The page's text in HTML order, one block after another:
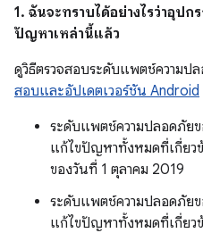
1. ฉันจะทราบได้อย่างไรว่าอุป
ปัญหาเหล่านี้แล้ว
ดูวิธีตรวจสอบระดับแพตช์ความป
สอบและอัปเดตเวอร์ชัน Android
ระดับแพตช์ความปลอดภัย
แก้ไขปัญหาทั้งหมดที่เกี่ยว
ของวันที่ 1 ตุลาคม 2019
ระดับแพตช์ความปลอดภัย
แก้ไขปัญหาทั้งหมดที่เกี่ยว